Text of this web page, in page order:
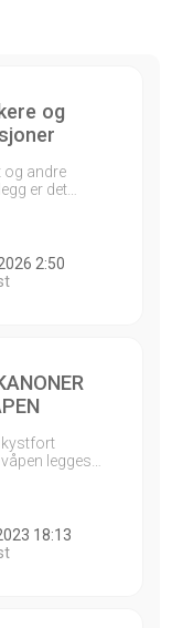
og
og andre
er det…
2:50
legges…
18:13